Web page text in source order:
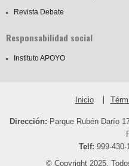
Revista Debate
Responsabilidad social
Instituto APOYO
Inicio
Dirección: Parque Rubén Darío
Telf: 999-430-
© Copyright 2025.